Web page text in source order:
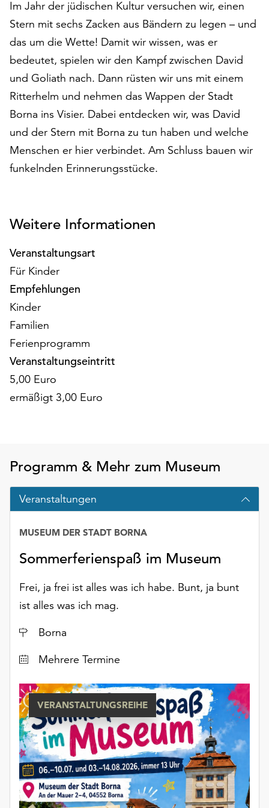
auf
„Alle
akzeptieren“,
um
alle
Cookies
zu
akzeptieren.
können
Ihr
Einverständnis
widerrufen.
Dafür
steht
Ihnen
am
Ende
der
die
Schaltfläche
„Cookie-
Einstellungen“
zur
Verfügung.
ohne
Einverständnis
weiterhin
Sie
verwendeten
Cookies
erreichen
die
über
die
Schaltfläche
„Auswählen“.
Weitere
Informationen
finden
Sie
Im Jahr der jüdischen Kultur versuchen wir, einen
Stern mit sechs Zacken aus Bändern zu legen – und
das um die Wette! Damit wir wissen, was er
bedeutet, spielen wir den Kampf zwischen David
und Goliath nach. Dann rüsten wir uns mit einem
Ritterhelm und nehmen das Wappen der Stadt
Borna ins Visier. Dabei entdecken wir, was David
und der Stern mit Borna zu tun haben und welche
Menschen er hier verbindet. Am Schluss bauen wir
funkelnden Erinnerungsstücke.
Weitere Informationen
Veranstaltungsart
Für Kinder
Empfehlungen
Kinder
Familien
Ferienprogramm
Veranstaltungseintritt
5,00 Euro
ermäßigt 3,00 Euro
Programm & Mehr zum Museum
Veranstaltungen
Sommerferienspaß im Museum
MUSEUM DER STADT BORNA
Frei, ja frei ist alles was ich habe. Bunt, ja bunt
ist alles was ich mag.
Ort
Borna
DatumMehrere Termine
VERANSTALTUNGSREIHE